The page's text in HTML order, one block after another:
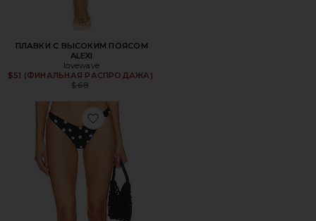
ПЛАВКИ С ВЫСОКИМ ПОЯСОМ
ALEXI
lovewave
$51 (ФИНАЛЬНАЯ РАСПРОДАЖА)
$68
Favorite НИЗ БИКИНИ LUCY